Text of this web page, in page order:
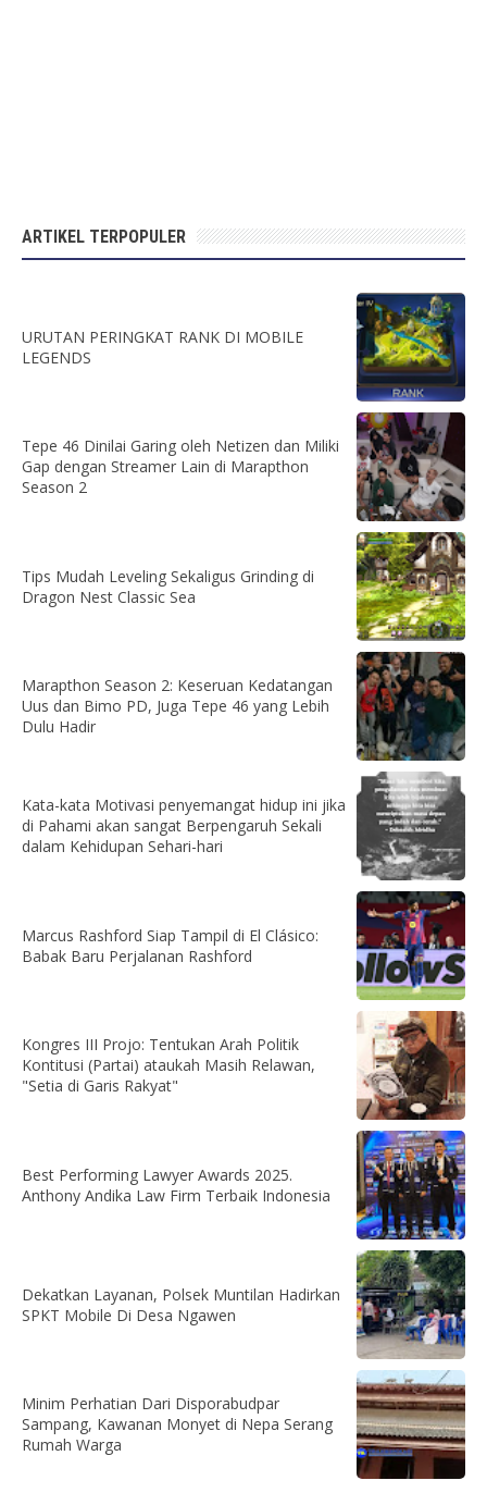
ARTIKEL TERPOPULER
URUTAN PERINGKAT RANK DI MOBILE
LEGENDS
Tepe 46 Dinilai Garing oleh Netizen dan Miliki
Gap dengan Streamer Lain di Marapthon
Season 2
Tips Mudah Leveling Sekaligus Grinding di
Dragon Nest Classic Sea
Marapthon Season 2: Keseruan Kedatangan
Uus dan Bimo PD, Juga Tepe 46 yang Lebih
Dulu Hadir
Kata-kata Motivasi penyemangat hidup ini jika
di Pahami akan sangat Berpengaruh Sekali
dalam Kehidupan Sehari-hari
Marcus Rashford Siap Tampil di El Clásico:
Babak Baru Perjalanan Rashford
Kongres III Projo: Tentukan Arah Politik
Kontitusi (Partai) ataukah Masih Relawan,
"Setia di Garis Rakyat"
Best Performing Lawyer Awards 2025.
Anthony Andika Law Firm Terbaik Indonesia
Dekatkan Layanan, Polsek Muntilan Hadirkan
SPKT Mobile Di Desa Ngawen
Minim Perhatian Dari Disporabudpar
Sampang, Kawanan Monyet di Nepa Serang
Rumah Warga